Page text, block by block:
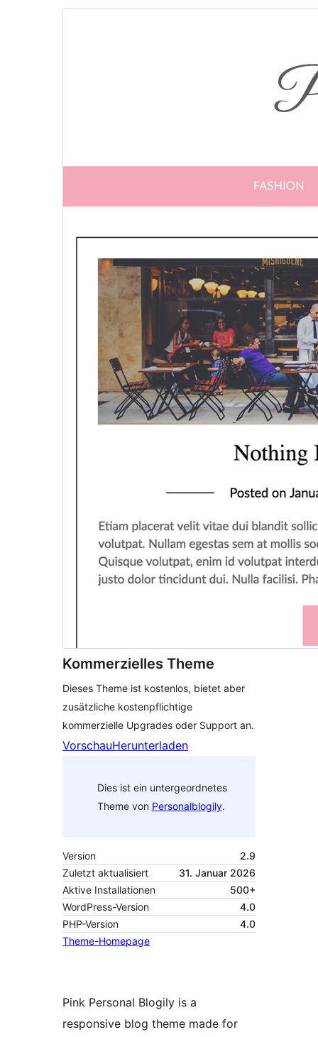
Kommerzielles Theme
Dieses Theme ist kostenlos, bietet aber
zusätzliche kostenpflichtige
kommerzielle Upgrades oder Support an.
VorschauHerunterladen
Dies ist ein untergeordnetes
Theme von Personalblogily.
Version
2.9
Zuletzt aktualisiert
31. Januar 2026
Aktive Installationen
500+
WordPress-Version
4.0
PHP-Version
4.0
Theme-Homepage
Pink Personal Blogily is a
responsive blog theme made for